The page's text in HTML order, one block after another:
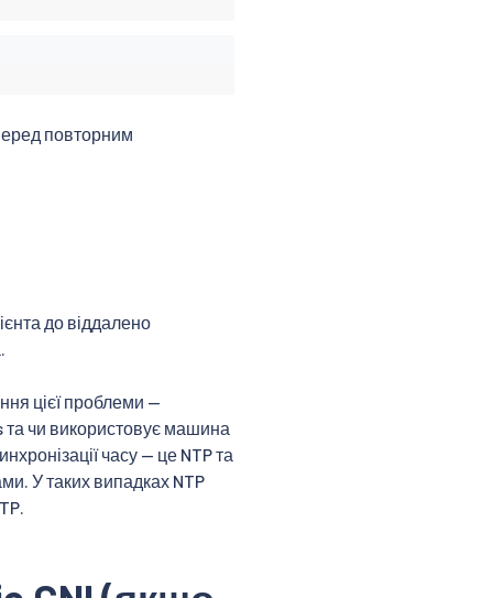
повторним
до віддалено
цієї проблеми —
та чи використовує машина
часу — це NTP та
У таких випадках NTP